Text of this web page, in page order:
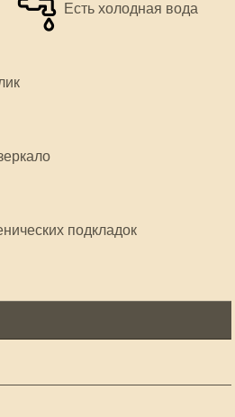
Есть холодная вода
подкладок